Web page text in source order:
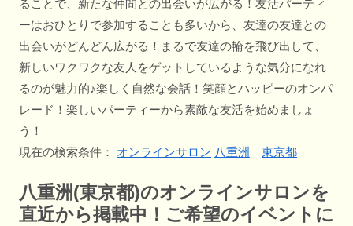
ることで、新たな仲間との出会いが広がる！友活パーティ
ーはおひとりで参加することも多いから、友達の友達との
出会いがどんどん広がる！まるで友達の輪を飛び出して、
新しいワクワクな友人をゲットしているような気分になれ
るのが魅力的♪楽しく自然な会話！笑顔とハッピーのオンパ
レード！楽しいパーティーから素敵な友活を始めましょ
う！
現在の検索条件： オンラインサロン 八重洲 東京都
八重洲(東京都)のオンラインサロンを
直近から掲載中！ご希望のイベントに